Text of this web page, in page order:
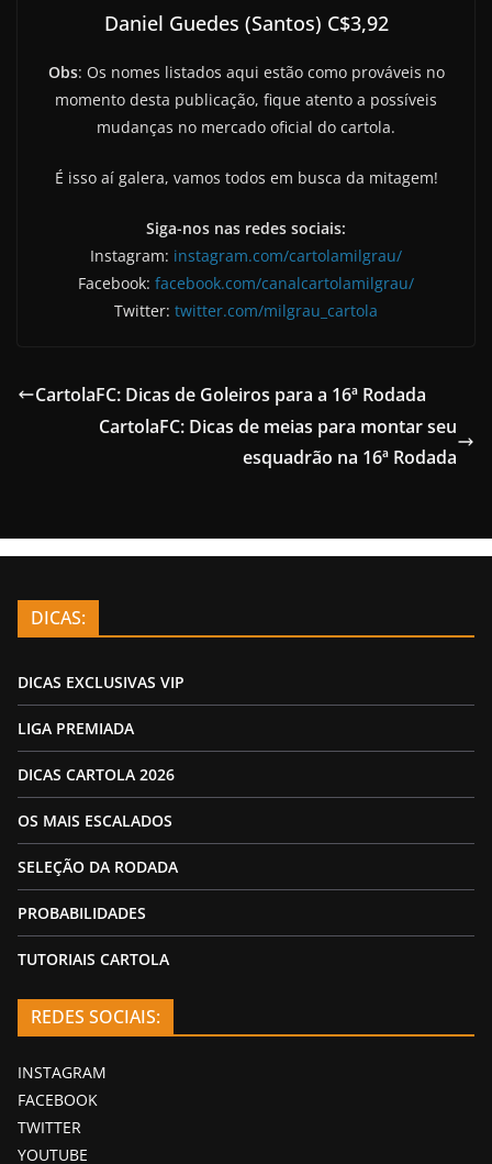
Daniel Guedes (Santos) C$3,92
Obs: Os nomes listados aqui estão como prováveis no
momento desta publicação, fique atento a possíveis
mudanças no mercado oficial do cartola.
É isso aí galera, vamos todos em busca da mitagem!
Siga-nos nas redes sociais:
Instagram: instagram.com/cartolamilgrau/
Facebook: facebook.com/canalcartolamilgrau/
Twitter: twitter.com/milgrau_cartola
CartolaFC: Dicas de Goleiros para a 16ª Rodada
CartolaFC: Dicas de meias para montar seu
esquadrão na 16ª Rodada
DICAS:
DICAS EXCLUSIVAS VIP
LIGA PREMIADA
DICAS CARTOLA 2026
OS MAIS ESCALADOS
SELEÇÃO DA RODADA
PROBABILIDADES
TUTORIAIS CARTOLA
REDES SOCIAIS:
INSTAGRAM
FACEBOOK
TWITTER
YOUTUBE